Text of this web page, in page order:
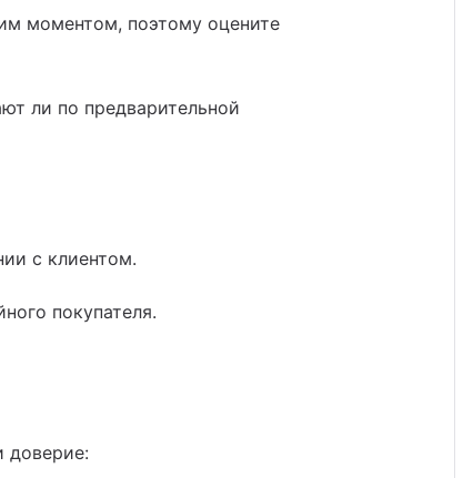
моментом, поэтому оцените
ли по предварительной
с клиентом.
покупателя.
доверие: